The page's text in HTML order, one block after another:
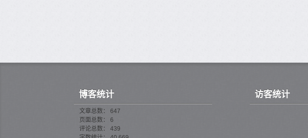
博客统计
文章总数： 647
页面总数： 6
评论总数： 439
访客统计